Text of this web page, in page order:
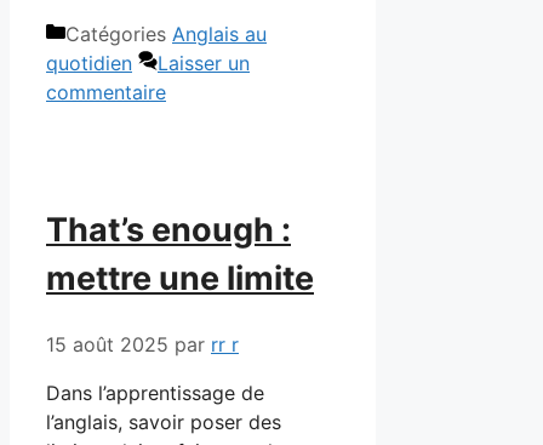
Catégories Anglais au
quotidien
Laisser un
commentaire
That’s enough :
mettre une limite
15 août 2025 par rr r
Dans l’apprentissage de
l’anglais, savoir poser des